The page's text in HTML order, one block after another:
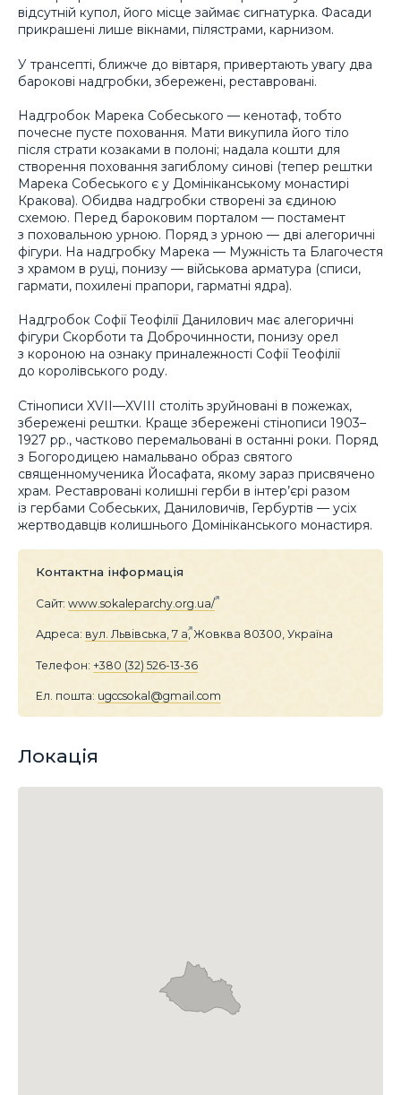
відсутній купол, його місце займає сигнатурка. Фасади
прикрашені лише вікнами, пілястрами, карнизом.
У трансепті, ближче до вівтаря, привертають увагу два
барокові надгробки, збережені, реставровані.
Надгробок Марека Собеського — кенотаф, тобто
почесне пусте поховання. Мати викупила його тіло
після страти козаками в полоні; надала кошти для
створення поховання загиблому синові (тепер рештки
Марека Собеського є у Домініканському монастирі
Кракова). Обидва надгробки створені за єдиною
схемою. Перед бароковим порталом — постамент
з поховальною урною. Поряд з урною — дві алегоричні
фігури. На надгробку Марека — Мужність та Благочестя
з храмом в руці, понизу — військова арматура (списи,
гармати, похилені прапори, гарматні ядра).
Надгробок Софії Теофілії Данилович має алегоричні
фігури Скорботи та Доброчинности, понизу орел
з короною на ознаку приналежності Софії Теофілії
до королівського роду.
Стінописи XVII—XVIII століть зруйновані в пожежах,
збережені рештки. Краще збережені стінописи 1903–
1927 рр., частково перемальовані в останні роки. Поряд
з Богородицею намальвано образ святого
священномученика Йосафата, якому зараз присвячено
храм. Реставровані колишні герби в інтер’єрі разом
із гербами Собеських, Даниловичів, Гербуртів — усіх
жертводавців колишнього Домініканського монастиря.
Контактна інформація
Сайт: www.sokaleparchy.org.ua/
Адреса: вул. Львівська, 7 а, Жовква 80300, Україна
Телефон: +380 (32) 526-13-36
Ел. пошта: ugccsokal@gmail.com
Локація